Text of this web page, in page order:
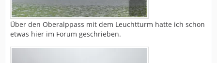
Über den Oberalppass mit dem Leuchtturm hatte ich schon
etwas hier im Forum geschrieben.